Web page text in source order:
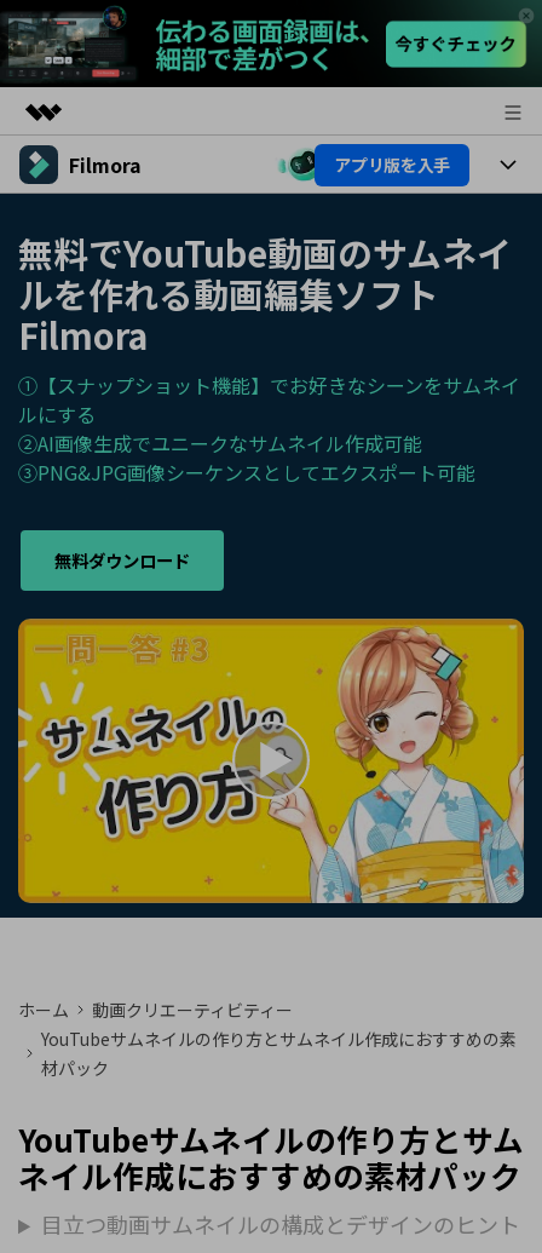
製品
ユーティリティ
概要
ソリューション
企業情報
プラン＆価格
サポート
Filmora アプリ版を入手
プラットフォーム
製品機能
AI機能
AI機能
AIヒント
活用法
Filmoraのユーザー層
ビデオソリューション
動画編集関連知識
動画編集のコツ
サポート
サポート
ブランド紹介
購入する
検索
無料でYouTube動画のサムネイ
ルを作れる動画編集ソフト
Filmora
①【スナップショット機能】でお好きなシーンをサムネイ
ルにする
②AI画像生成でユニークなサムネイル作成可能
③PNG&JPG画像シーケンスとしてエクスポート可能
無料ダウンロード
ホーム
動画クリエーティビティー
YouTubeサムネイルの作り方とサムネイル作成におすすめの素
材パック
YouTubeサムネイルの作り方とサム
ネイル作成におすすめの素材パック
目立つ動画サムネイルの構成とデザインのヒント